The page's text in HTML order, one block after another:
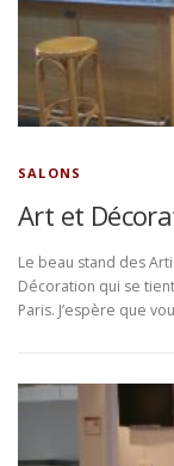
SALONS
Art et
Le beau stand des
Décoration qui se
Paris. J’espère que